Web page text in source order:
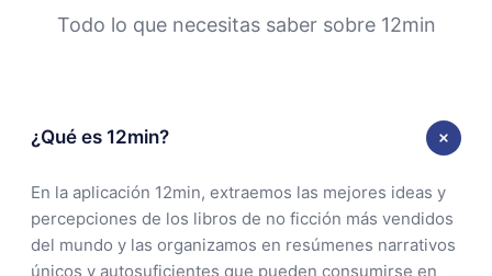
Todo lo que necesitas saber sobre 12min
¿Qué es 12min?
En la aplicación 12min, extraemos las mejores ideas y
percepciones de los libros de no ficción más vendidos
del mundo y las organizamos en resúmenes narrativos
únicos y autosuficientes que pueden consumirse en